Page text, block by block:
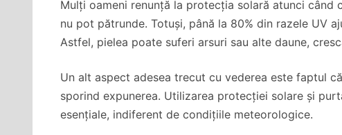
Mulți oameni renunță la protecția solară atunci
nu pot pătrunde. Totuși, până la 80% din razele UV
Astfel, pielea poate suferi arsuri sau alte daune,
Un alt aspect adesea trecut cu vederea este faptul
sporind expunerea. Utilizarea protecției solare și
esențiale, indiferent de condițiile meteorologice.